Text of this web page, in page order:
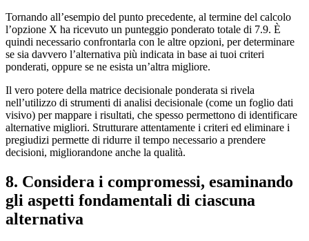
Tornando all’esempio del punto precedente, al termine del calcolo
l’opzione X ha ricevuto un punteggio ponderato totale di 7.9. È
quindi necessario confrontarla con le altre opzioni, per determinare
se sia davvero l’alternativa più indicata in base ai tuoi criteri
ponderati, oppure se ne esista un’altra migliore.
Il vero potere della matrice decisionale ponderata si rivela
nell’utilizzo di strumenti di analisi decisionale (come un foglio dati
visivo) per mappare i risultati, che spesso permettono di identificare
alternative migliori. Strutturare attentamente i criteri ed eliminare i
pregiudizi permette di ridurre il tempo necessario a prendere
decisioni, migliorandone anche la qualità.
8. Considera i compromessi, esaminando
gli aspetti fondamentali di ciascuna
alternativa